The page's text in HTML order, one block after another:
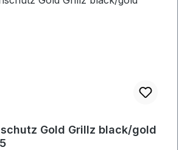
Gold Grillz black/gold